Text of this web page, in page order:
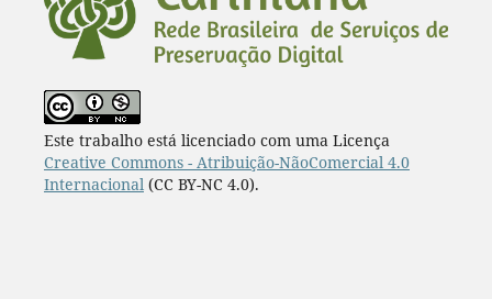
Este trabalho está licenciado com uma Licença
Creative Commons - Atribuição-NãoComercial 4.0
Internacional(CC BY-NC 4.0).